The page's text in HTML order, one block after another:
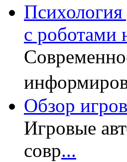
с роботами
Обзор
Игровые
совр...